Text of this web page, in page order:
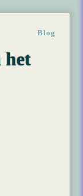
Blog
het